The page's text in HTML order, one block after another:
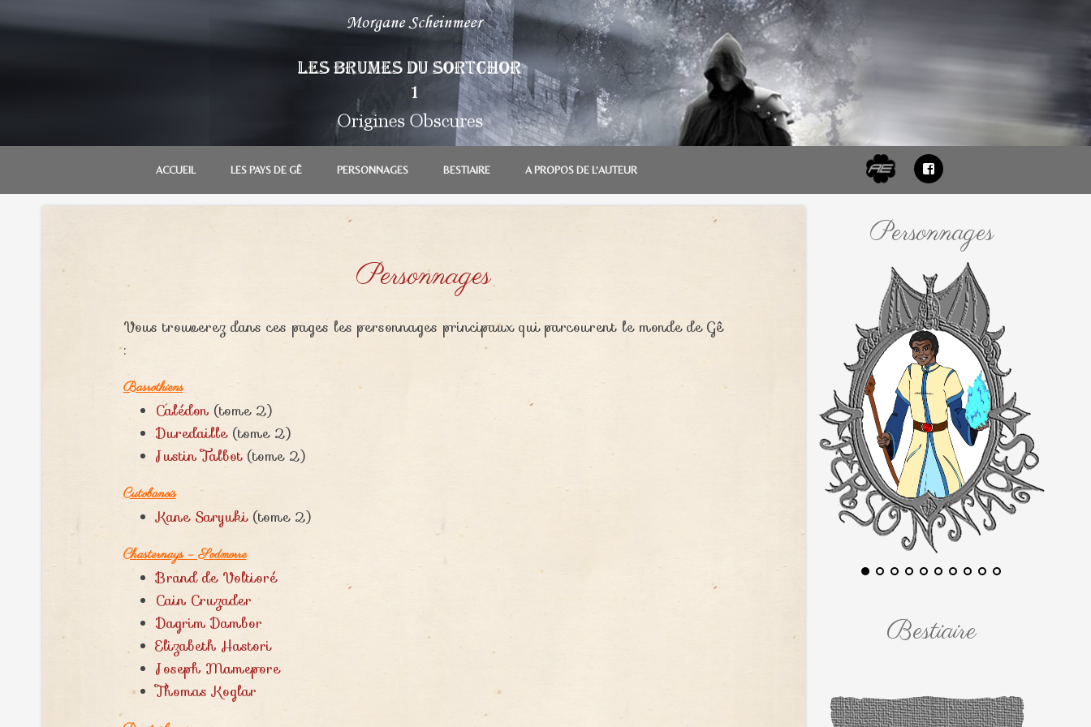
ACCUEIL LES PAYS DE GÊ PERSONNAGES BESTIAIRE A PROPOS DE L’AUTEUR
Personnages
Vous trouverez dans ces pages les personnages principaux qui parcourent le monde de Gê
:
Basrothiens
Calédon(tome 2)
Duredaille(tome 2)
Justin Talbot(tome 2)
Cutobanois
Kane Saryuki(tome 2)
Chasternays – Sodmorre
Brand de Voltioré
Cain Cruzader
Dagrim Dambor
Elizabeth Hastori
Joseph Mamepore
Thomas Koglar
Personnages
Bestiaire